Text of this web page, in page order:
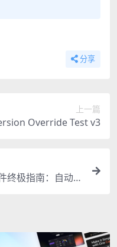
分享
上一篇
Override Test v3
极指南：自动化